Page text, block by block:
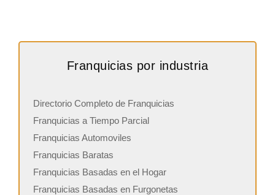
Franquicias por industria
Directorio Completo de Franquicias
Franquicias a Tiempo Parcial
Franquicias Automoviles
Franquicias Baratas
Franquicias Basadas en el Hogar
Franquicias Basadas en Furgonetas